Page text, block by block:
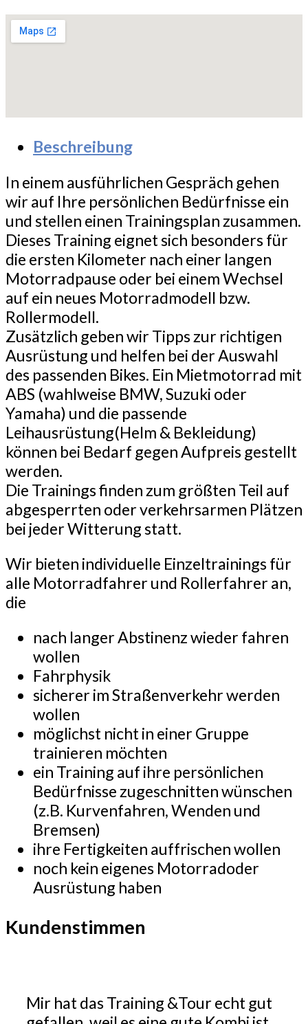
Beschreibung
In einem ausführlichen Gespräch gehen
wir auf Ihre persönlichen Bedürfnisse ein
und stellen einen Trainingsplan zusammen.
Dieses Training eignet sich besonders für
die ersten Kilometer nach einer langen
Motorradpause oder bei einem Wechsel
auf ein neues Motorradmodell bzw.
Rollermodell.
Zusätzlich geben wir Tipps zur richtigen
Ausrüstung und helfen bei der Auswahl
des passenden Bikes. Ein Mietmotorrad mit
ABS (wahlweise BMW, Suzuki oder
Yamaha) und die passende
Leihausrüstung(Helm & Bekleidung)
können bei Bedarf gegen Aufpreis gestellt
werden.
Die Trainings finden zum größten Teil auf
abgesperrten oder verkehrsarmen Plätzen
bei jeder Witterung statt.
Wir bieten individuelle Einzeltrainings für
alle Motorradfahrer und Rollerfahrer an,
die
nach langer Abstinenz wieder fahren
wollen
Fahrphysik
sicherer im Straßenverkehr werden
wollen
möglichst nicht in einer Gruppe
trainieren möchten
ein Training auf ihre persönlichen
Bedürfnisse zugeschnitten wünschen
(z.B. Kurvenfahren, Wenden und
Bremsen)
ihre Fertigkeiten auffrischen wollen
noch kein eigenes Motorradoder
Ausrüstung haben
Kundenstimmen
Mir hat das Training &Tour echt gut